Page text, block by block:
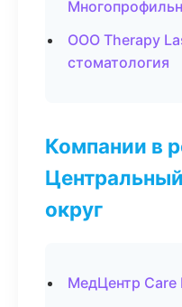
ООО Therapy
стоматология
Компании в
округ
МедЦентр